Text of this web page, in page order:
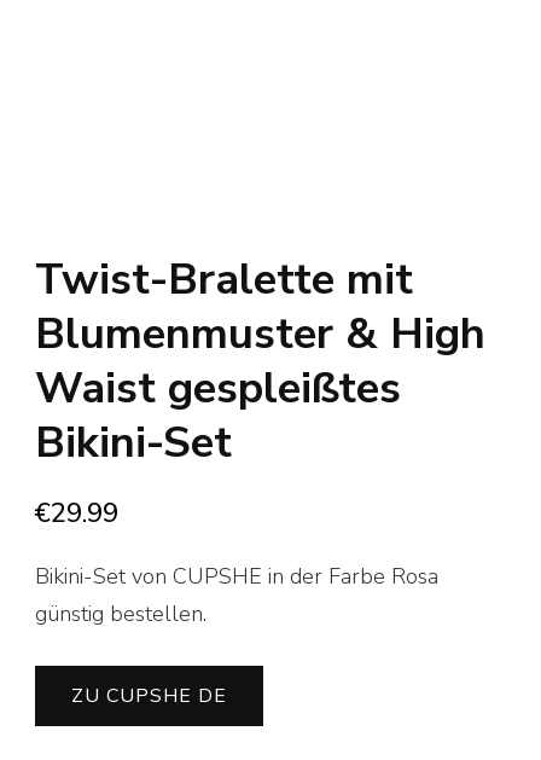
Twist-Bralette mit
Blumenmuster & High
Waist gespleißtes
Bikini-Set
€29.99
Bikini-Set von CUPSHE in der Farbe Rosa
günstig bestellen.
ZU CUPSHE DE